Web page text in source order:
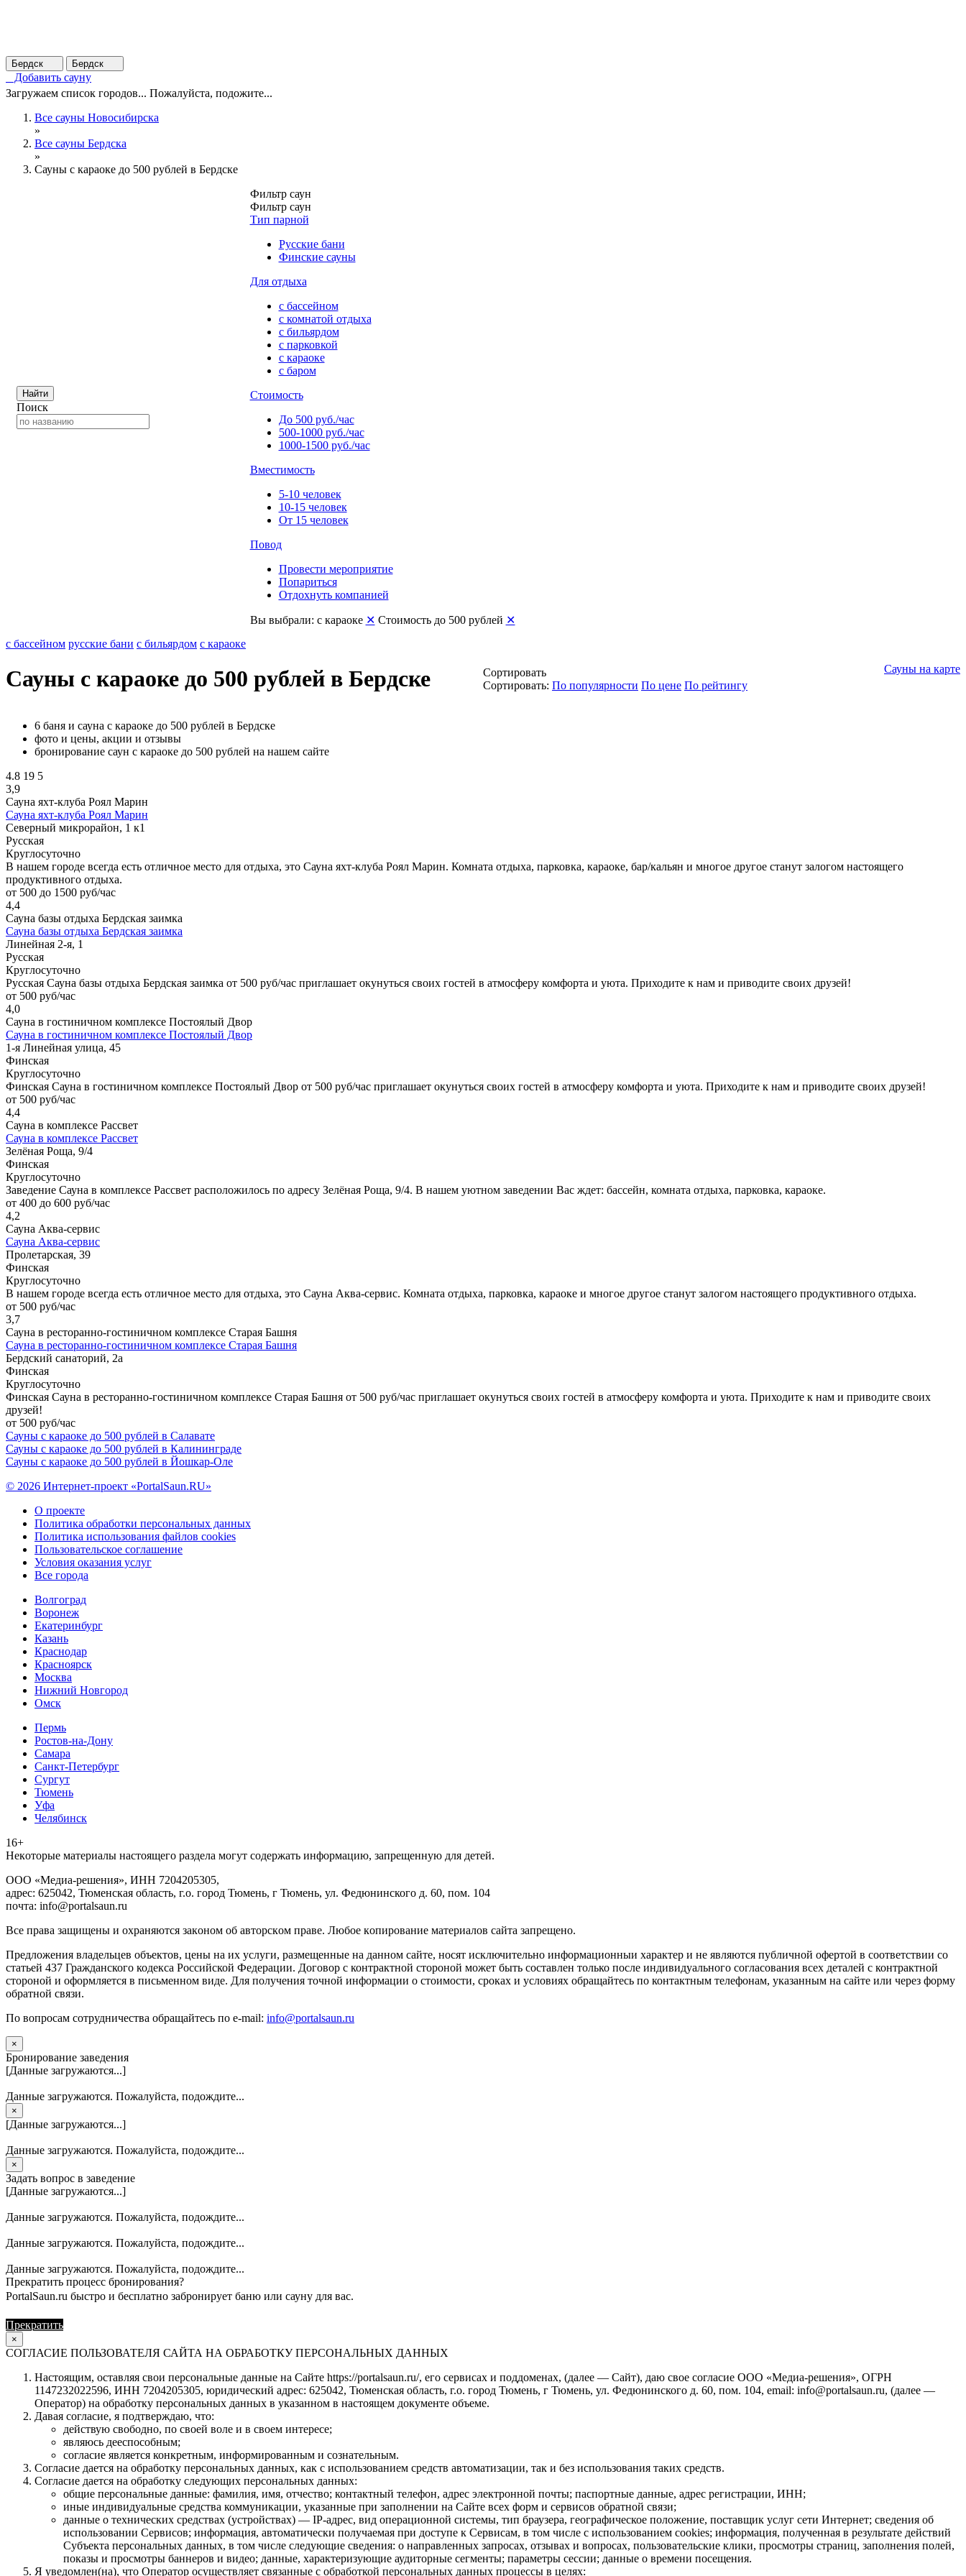
Бердск Бердск
Добавить сауну
Загружаем список городов... Пожалуйста, подожите...
Все сауны Новосибирска
»
Все сауны Бердска
»
Сауны с караоке до 500 рублей в Бердске
Найти
Поиск
Фильтр саун
Фильтр саун
Тип парной
Русские бани
Финские сауны
Для отдыха
с бассейном
с комнатой отдыха
с бильярдом
с парковкой
с караоке
с баром
Стоимость
До 500 руб./час
500-1000 руб./час
1000-1500 руб./час
Вместимость
5-10 человек
10-15 человек
От 15 человек
Повод
Провести мероприятие
Попариться
Отдохнуть компанией
Вы выбрали: с караоке ✕ Стоимость до 500 рублей ✕
с бассейном русские бани с бильярдом с караоке
Сауны с караоке до 500 рублей в Бердске Сауны на карте
Сортировать
Сортировать: По популярности По цене По рейтингу
6 баня и сауна с караоке до 500 рублей в Бердске
фото и цены, акции и отзывы
бронирование саун с караоке до 500 рублей на нашем сайте
4.8 19 5
3,9
Сауна яхт-клуба Роял Марин
Сауна яхт-клуба Роял Марин
Северный микрорайон, 1 к1
Русская
Круглосуточно
В нашем городе всегда есть отличное место для отдыха, это Сауна яхт-клуба Роял Марин. Комната отдыха, парковка, караоке, бар/кальян и многое другое станут залогом настоящего
продуктивного отдыха.
от 500 до 1500 руб/час
4,4
Сауна базы отдыха Бердская заимка
Сауна базы отдыха Бердская заимка
Линейная 2-я, 1
Русская
Круглосуточно
Русская Сауна базы отдыха Бердская заимка от 500 руб/час приглашает окунуться своих гостей в атмосферу комфорта и уюта. Приходите к нам и приводите своих друзей!
от 500 руб/час
4,0
Сауна в гостиничном комплексе Постоялый Двор
Сауна в гостиничном комплексе Постоялый Двор
1-я Линейная улица, 45
Финская
Круглосуточно
Финская Сауна в гостиничном комплексе Постоялый Двор от 500 руб/час приглашает окунуться своих гостей в атмосферу комфорта и уюта. Приходите к нам и приводите своих друзей!
от 500 руб/час
4,4
Сауна в комплексе Рассвет
Сауна в комплексе Рассвет
Зелёная Роща, 9/4
Финская
Круглосуточно
Заведение Сауна в комплексе Рассвет расположилось по адресу Зелёная Роща, 9/4. В нашем уютном заведении Вас ждет: бассейн, комната отдыха, парковка, караоке.
от 400 до 600 руб/час
4,2
Сауна Аква-сервис
Сауна Аква-сервис
Пролетарская, 39
Финская
Круглосуточно
В нашем городе всегда есть отличное место для отдыха, это Сауна Аква-сервис. Комната отдыха, парковка, караоке и многое другое станут залогом настоящего продуктивного отдыха.
от 500 руб/час
3,7
Сауна в ресторанно-гостиничном комплексе Старая Башня
Сауна в ресторанно-гостиничном комплексе Старая Башня
Бердский санаторий, 2а
Финская
Круглосуточно
Финская Сауна в ресторанно-гостиничном комплексе Старая Башня от 500 руб/час приглашает окунуться своих гостей в атмосферу комфорта и уюта. Приходите к нам и приводите своих
друзей!
от 500 руб/час
Сауны с караоке до 500 рублей в Салавате
Сауны с караоке до 500 рублей в Калининграде
Сауны с караоке до 500 рублей в Йошкар-Оле
© 2026 Интернет-проект «PortalSaun.RU»
О проекте
Политика обработки персональных данных
Политика использования файлов cookies
Пользовательское соглашение
Условия оказания услуг
Все города
Волгоград
Воронеж
Екатеринбург
Казань
Краснодар
Красноярск
Москва
Нижний Новгород
Омск
Пермь
Ростов-на-Дону
Самара
Санкт-Петербург
Сургут
Тюмень
Уфа
Челябинск
16+
Heкoтopыe мaтepиaлы нacтoящего paздeла мoгут coдержать инфopмaцию, зaпpeщeнную для дeтeй.
ООО «Медиа-решения», ИНН 7204205305,
адрес: 625042, Тюменская область, г.о. город Тюмень, г Тюмень, ул. Федюнинского д. 60, пом. 104
почта: info@portalsaun.ru
Вce прaвa зaщищeны и oxpaняютcя зaкoнoм oб aвтopcкoм прaве. Любoe кoпиpoвaниe мaтepиaлов caйтa зaпpeщeнo.
Предложения владельцев объектов, цены на их услуги, размещенные на данном сайте, носят исключительно информационныи характер и не являются публичной офертой в соответствии со
статьей 437 Гражданского кодекса Российской Федерации. Договор с контрактной стороной может быть составлен только после индивидуального согласования всех деталей с контрактной
стороной и оформляется в письменном виде. Для получения точной информации о стоимости, сроках и условиях обращайтесь по контактным телефонам, указанным на сайте или через форму
обратной связи.
По вопросам сотрудничества обращайтесь по e-mail: info@portalsaun.ru
×
Бронирование заведения
[Данные загружаются...]
Данные загружаются. Пожалуйста, подождите...
×
[Данные загружаются...]
Данные загружаются. Пожалуйста, подождите...
×
Задать вопрос в заведение
[Данные загружаются...]
Данные загружаются. Пожалуйста, подождите...
Данные загружаются. Пожалуйста, подождите...
Данные загружаются. Пожалуйста, подождите...
Прекратить процесс бронирования?
PortalSaun.ru быстро и бесплатно забронирует баню или сауну для вас.
Прекратить
×
СОГЛАСИЕ ПОЛЬЗОВАТЕЛЯ САЙТА НА ОБРАБОТКУ ПЕРСОНАЛЬНЫХ ДАННЫХ
Настоящим, оставляя свои персональные данные на Сайте https://portalsaun.ru/, его сервисах и поддоменах, (далее — Сайт), даю свое согласие ООО «Медиа-решения», ОГРН
1147232022596, ИНН 7204205305, юридический адрес: 625042, Тюменская область, г.о. город Тюмень, г Тюмень, ул. Федюнинского д. 60, пом. 104, email: info@portalsaun.ru, (далее —
Оператор) на обработку персональных данных в указанном в настоящем документе объеме.
Давая согласие, я подтверждаю, что:
действую свободно, по своей воле и в своем интересе;
являюсь дееспособным;
согласие является конкретным, информированным и сознательным.
Согласие дается на обработку персональных данных, как с использованием средств автоматизации, так и без использования таких средств.
Согласие дается на обработку следующих персональных данных:
общие персональные данные: фамилия, имя, отчество; контактный телефон, адрес электронной почты; паспортные данные, адрес регистрации, ИНН;
иные индивидуальные средства коммуникации, указанные при заполнении на Сайте всех форм и сервисов обратной связи;
данные о технических средствах (устройствах) — IP-адрес, вид операционной системы, тип браузера, географическое положение, поставщик услуг сети Интернет; сведения об
использовании Сервисов; информация, автоматически получаемая при доступе к Сервисам, в том числе с использованием cookies; информация, полученная в результате действий
Субъекта персональных данных, в том числе следующие сведения: о направленных запросах, отзывах и вопросах, пользовательские клики, просмотры страниц, заполнения полей,
показы и просмотры баннеров и видео; данные, характеризующие аудиторные сегменты; параметры сессии; данные о времени посещения.
Я уведомлен(на), что Оператор осуществляет связанные с обработкой персональных данных процессы в целях: